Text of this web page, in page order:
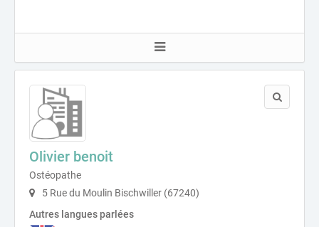
Olivier benoit
Ostéopathe
5 Rue du Moulin Bischwiller (67240)
Autres langues parlées